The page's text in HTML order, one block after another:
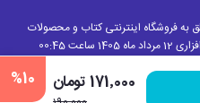
171٬000 تومان %10
متعلق به فروشگاه اینترنتی کتاب و محصولات